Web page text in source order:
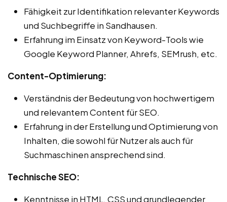
Fähigkeit zur Identifikation relevanter Keywords
und Suchbegriffe in Sandhausen.
Erfahrung im Einsatz von Keyword-Tools wie
Google Keyword Planner, Ahrefs, SEMrush, etc.
Content-Optimierung:
Verständnis der Bedeutung von hochwertigem
und relevantem Content für SEO.
Erfahrung in der Erstellung und Optimierung von
Inhalten, die sowohl für Nutzer als auch für
Suchmaschinen ansprechend sind.
Technische SEO:
Kenntnisse in HTML, CSS und grundlegender